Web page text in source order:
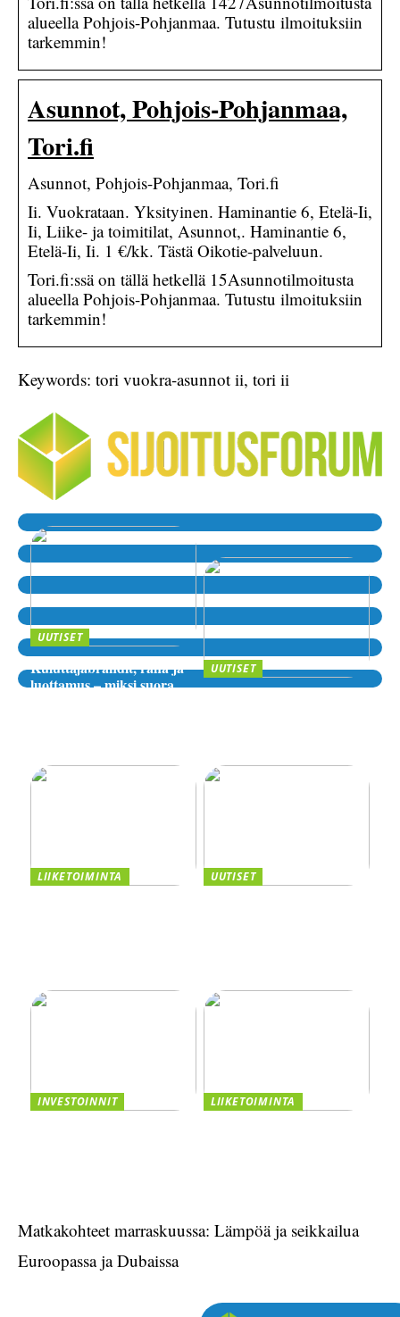
alueella Pohjois-Pohjanmaa. Tutustu ilmoituksiin
tarkemmin!
Asunnot, Pohjois-Pohjanmaa,
Tori.fi
Asunnot, Pohjois-Pohjanmaa, Tori.fi
Ii. Vuokrataan. Yksityinen. Haminantie 6, Etelä-Ii,
Ii, Liike- ja toimitilat, Asunnot,. Haminantie 6,
Etelä-Ii, Ii. 1 €/kk. Tästä Oikotie-palveluun.
Tori.fi:ssä on tällä hetkellä 15Asunnotilmoitusta
alueella Pohjois-Pohjanmaa. Tutustu ilmoituksiin
tarkemmin!
Keywords: tori vuokra-asunnot ii, tori ii
UUTISET
Kuluttajabrändit, raha ja
luottamus – miksi suora
UUTISET
LIIKETOIMINTA UUTISET
INVESTOINNIT LIIKETOIMINTA
Matkakohteet marraskuussa: Lämpöä ja seikkailua
Euroopassa ja Dubaissa